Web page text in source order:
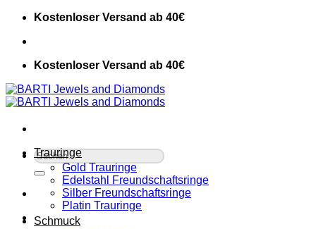
Zum
springen
Kostenloser Versand ab 40€
Kostenloser Versand ab 40€
Suche
nach:
Trauringe
Gold Trauringe
Edelstahl Freundschaftsringe
Silber Freundschaftsringe
Platin Trauringe
Schmuck